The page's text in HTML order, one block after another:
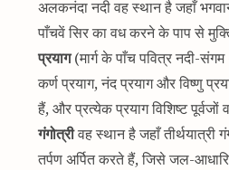
अलकनंदा नदी वह स्थान है जहाँ
पाँचवें सिर का वध करने के पाप से
प्रयाग(मार्ग के पाँच पवित्र नदी-
कर्ण प्रयाग, नंद प्रयाग और विष्णु
हैं, और प्रत्येक प्रयाग विशिष्ट
गंगोत्रीवह स्थान है जहाँ तीर्थयात्री
तर्पण अर्पित करते हैं, जिसे जल-